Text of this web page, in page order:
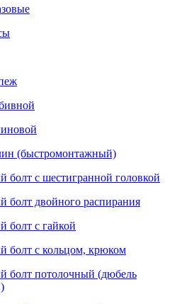
(быстромонтажный)
болт с шестигранной головкой
болт двойного распирания
болт с гайкой
болт с кольцом, крюком
болт потолочный (дюбель